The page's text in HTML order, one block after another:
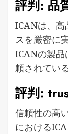
評判: 品
ICANは、高
スを厳密に
ICANの製品
頼されてい
評判:
信頼性の高
における